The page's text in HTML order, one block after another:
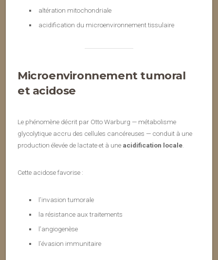
altération mitochondriale
acidification du microenvironnement tissulaire
Microenvironnement tumoral
et acidose
Le phénomène décrit par Otto Warburg — métabolisme
glycolytique accru des cellules cancéreuses — conduit à une
production élevée de lactate et à une acidification locale
Cette acidose favorise :
l’invasion tumorale
la résistance aux traitements
l’angiogenèse
l’évasion immunitaire